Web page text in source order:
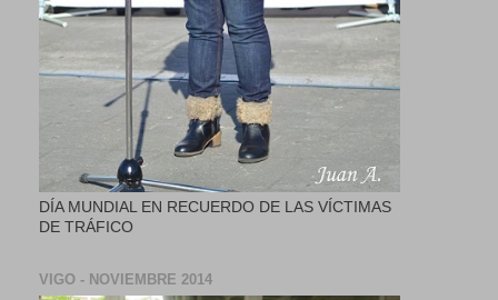
DÍA MUNDIAL EN RECUERDO DE LAS VÍCTIMAS
DE TRÁFICO
VIGO - NOVIEMBRE 2014